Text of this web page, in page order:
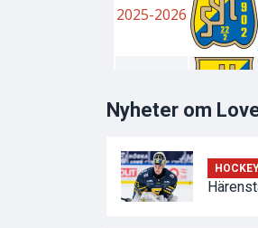
Nyheter om